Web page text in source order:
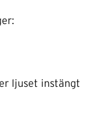
ljuset instängt